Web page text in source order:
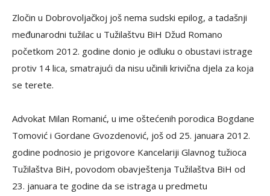
Zločin u Dobrovoljačkoj još nema sudski epilog, a tadašnji
međunarodni tužilac u Tužilaštvu BiH Džud Romano
početkom 2012. godine donio je odluku o obustavi istrage
protiv 14 lica, smatrajući da nisu učinili krivična djela za koja
se terete.
Advokat Milan Romanić, u ime oštećenih porodica Bogdane
Tomović i Gordane Gvozdenović, još od 25. januara 2012.
godine podnosio je prigovore Kancelariji Glavnog tužioca
Tužilaštva BiH, povodom obavještenja Tužilaštva BiH od
23. januara te godine da se istraga u predmetu